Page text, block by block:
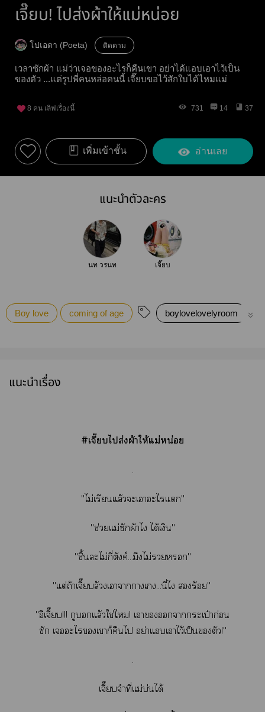
เจี๊ยบ! ไปส่งผ้าให้แม่หน่อย
โปเอตา (Poeta) ติดตาม
เวลาซักผ้า แม่ว่าเจอของอะไรก็คืนเขา อย่าได้แอบเอาไว้เป็น
ของตัว ...แต่รูปพี่คนหล่อคนนี้ เจี๊ยบขอไว้สักใบได้ไหมแม่
8 คน เลิฟเรื่องนี้ 731 14 37
เพิ่มเข้าชั้น อ่านเลย
แนะนำตัวละคร
นท วรนท เจี๊ยบ
Boy love coming of age boylovelovelyroom
แนะนำเรื่อง
#เจี๊ยบไส่งผ้าให้แม่หน่อย
.
"ไม่เรียนแล้วะเาะไแ"
"ช่วยแม่ซักผ้าไ ได้เงิน"
"ชิ้นละไม่กี่ตังค์...มึงไม่"
"แต่ถ้าเจี๊ยบล้วงเาาาเ...นี่ไ ร้อย"
"อีเจี๊ยบ!!! กูบแล้วใช่ไ! เาากระเป๋าก่อน
ซัก เะไเาก็คืนไ อย่าแเาไว้เป็นตัว!"
.
เจี๊ยบจำที่แม่บ่นได้